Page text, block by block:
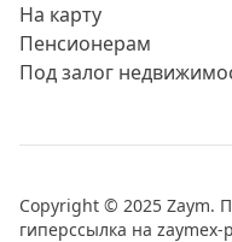
На карту
Пенсионерам
Под залог
Copyright © 2025 Zaym.
гиперссылка на zaymex-